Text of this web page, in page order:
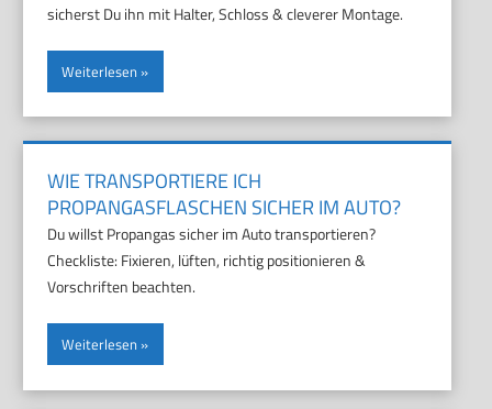
sicherst Du ihn mit Halter, Schloss & cleverer Montage.
Weiterlesen
WIE TRANSPORTIERE ICH
PROPANGASFLASCHEN SICHER IM AUTO?
Du willst Propangas sicher im Auto transportieren?
Checkliste: Fixieren, lüften, richtig positionieren &
Vorschriften beachten.
Weiterlesen